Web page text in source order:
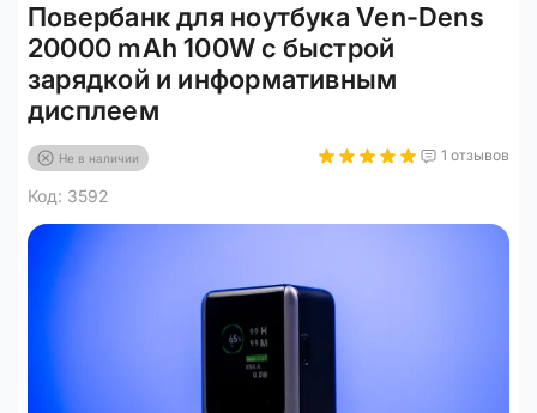
Повербанк для ноутбука Ven-Dens
20000 mAh 100W с быстрой
зарядкой и информативным
дисплеем
Не в наличии 1 отзывов
Код: 3592